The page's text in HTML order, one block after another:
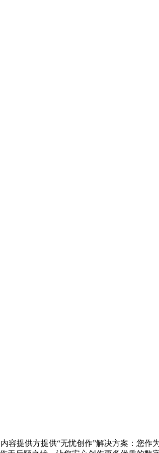
容提供方提供“无忧创作”解决方案：您